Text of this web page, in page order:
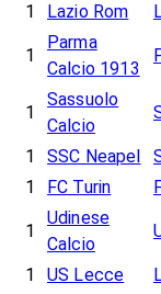
1 Lazio Rom
1
Parma
Calcio 1913
1
Sassuolo
Calcio
1 SSC Neapel
1
FC Turin
1
Udinese
Calcio
1 US Lecce